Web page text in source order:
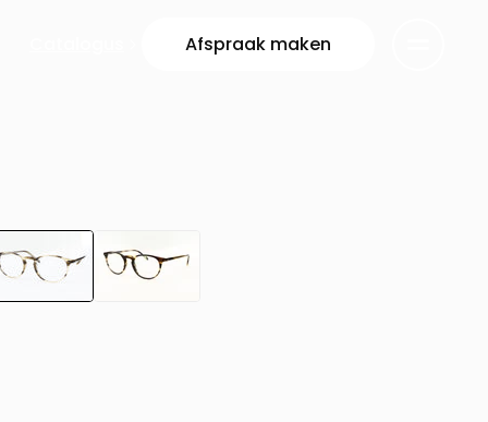
Afspraak maken